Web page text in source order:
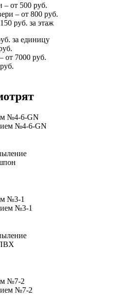
– от 500 руб.
– от 800 руб.
руб. за этаж
за единицу
от 7000 руб.
№4-6-GN
№3-1
№7-2